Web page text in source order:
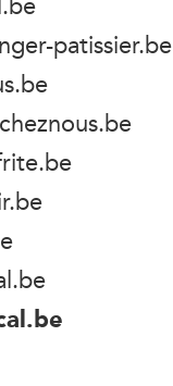
patissier.be